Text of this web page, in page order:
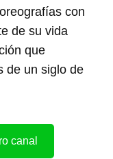
con
de su vida
que
de un siglo de
canal